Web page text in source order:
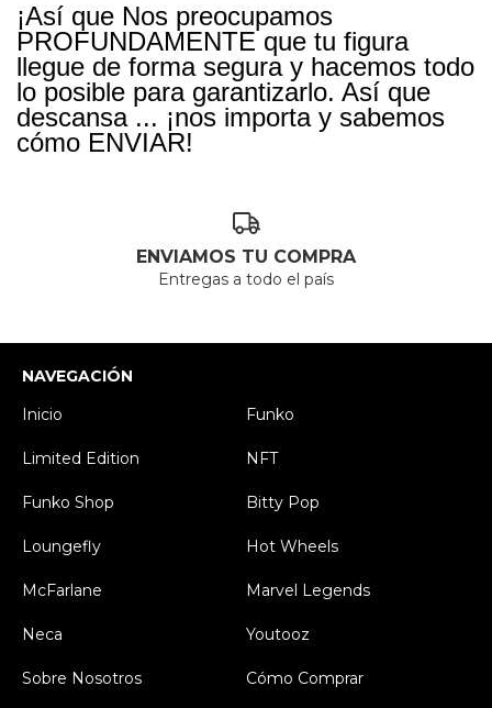
¡Así que Nos preocupamos
PROFUNDAMENTE que tu figura
llegue de forma segura y hacemos todo
lo posible para garantizarlo. Así que
descansa ... ¡nos importa y sabemos
cómo ENVIAR!
ENVIAMOS TU COMPRA
Entregas a todo el país
NAVEGACIÓN
Inicio
Funko
Limited Edition NFT
Funko Shop Bitty Pop
Loungefly Hot Wheels
McFarlane Marvel Legends
Neca Youtooz
Sobre Nosotros Cómo Comprar